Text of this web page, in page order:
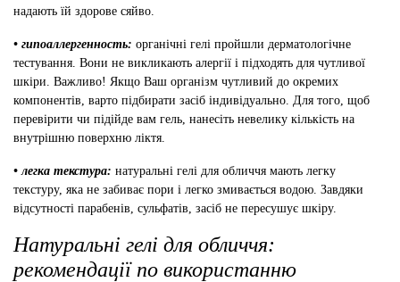
надають їй здорове сяйво.
• гипоаллергенность: органічні гелі пройшли дерматологічне
тестування. Вони не викликають алергії і підходять для чутливої ​​
шкіри. Важливо! Якщо Ваш організм чутливий до окремих
компонентів, варто підбирати засіб індивідуально. Для того, щоб
перевірити чи підійде вам гель, нанесіть невелику кількість на
внутрішню поверхню ліктя.
• легка текстура: натуральні гелі для обличчя мають легку
текстуру, яка не забиває пори і легко змивається водою. Завдяки
відсутності парабенів, сульфатів, засіб не пересушує шкіру.
Натуральні гелі для обличчя:
рекомендації по використанню